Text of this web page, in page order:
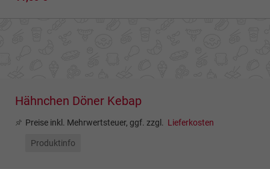
Hähnchen Döner Kebap
Preise inkl. Mehrwertsteuer, ggf. zzgl. Lieferkosten
Produktinfo